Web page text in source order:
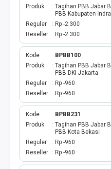
Produk
Tagihan PBB Jabar
PBB Kabupaten
Reguler
Rp -2.300
Reseller
Rp -2.300
Kode
BPBB100
Produk
Tagihan PBB Jabar
PBB DKI Jakarta
Reguler
Rp -960
Reseller
Rp -960
Kode
BPBB231
Produk
Tagihan PBB Jabar
PBB Kota Bekasi
Reguler
Rp -960
Reseller
Rp -960